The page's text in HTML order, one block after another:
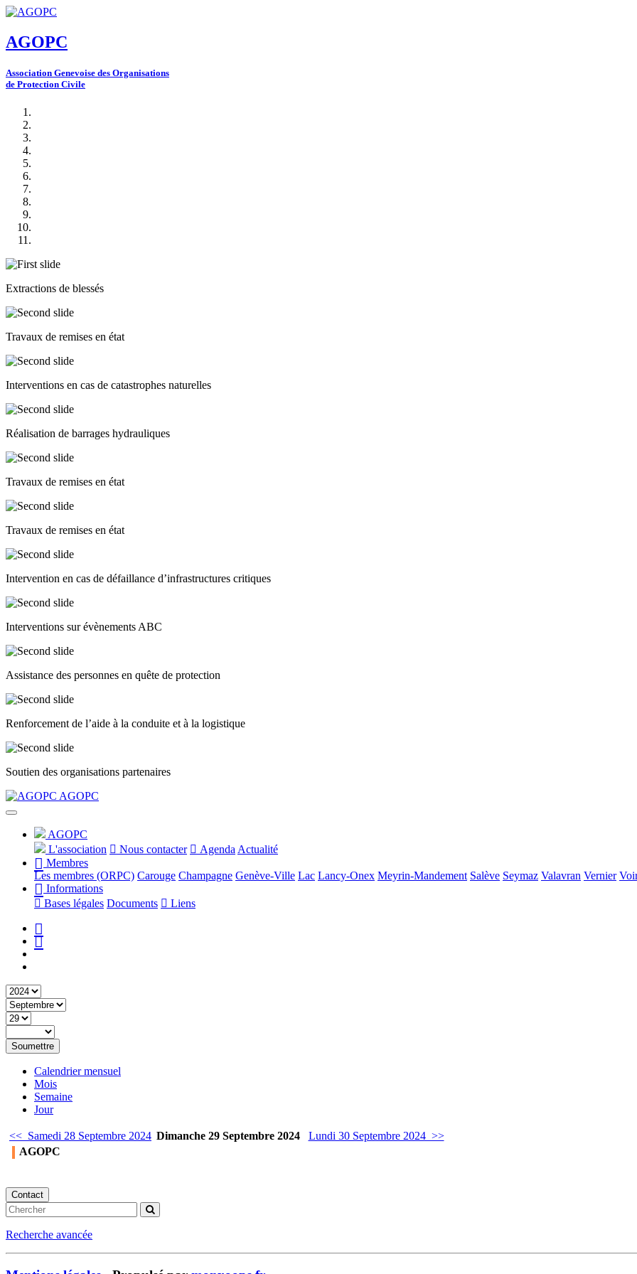
AGOPC
Association Genevoise des Organisations
de Protection Civile
Extractions de blessés
Travaux de remises en état
Interventions en cas de catastrophes naturelles
Réalisation de barrages hydrauliques
Travaux de remises en état
Travaux de remises en état
Intervention en cas de défaillance d’infrastructures critiques
Interventions sur évènements ABC
Assistance des personnes en quête de protection
Renforcement de l’aide à la conduite et à la logistique
Soutien des organisations partenaires
Précédent
Suivant AGOPC
AGOPC
L'association
Nous contacter Agenda Actualité
Membres
Les membres (ORPC) Carouge Champagne Genève-Ville Lac Lancy-Onex Meyrin-Mandement Salève Seymaz Valavran Vernier
Informations
Bases légales Documents Liens
Soumettre
Calendrier mensuel
Mois
Semaine
Jour
<< Samedi 28 Septembre 2024 Dimanche 29 Septembre 2024
Lundi 30 Septembre 2024 >>
AGOPC
Contact
Recherche avancée